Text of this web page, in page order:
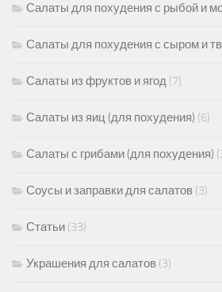
Салаты для похудения с рыбой и
Салаты для похудения с сыром и
Салаты из фруктов и ягод (7)
Салаты из яиц (для похудения) (6)
Салаты с грибами (для похудения)
Соусы и заправки для салатов (3)
Статьи (33)
Украшения для салатов (3)